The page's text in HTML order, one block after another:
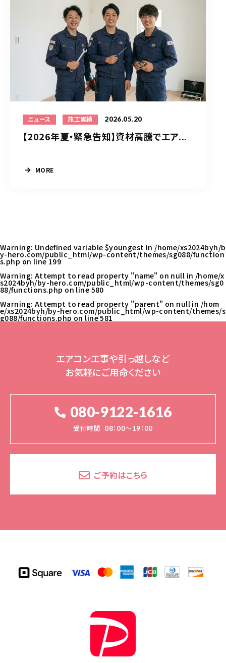
ニュース 施工実績 2026.05.20
【2026年夏・緊急告知】資材高騰でエア...
MORE
Warning: Undefined variable $youngest in /home/xs2024byh/b
y-hero.com/public_html/wp-content/themes/sg088/function
s.php on line 199
Warning: Attempt to read property "name" on null in /home/x
s2024byh/by-hero.com/public_html/wp-content/themes/sg0
88/functions.php on line 580
Warning: Attempt to read property "parent" on null in /hom
e/xs2024byh/by-hero.com/public_html/wp-content/themes/s
g088/functions.php on line581
エアコン工事や引っ越しなど
お気軽にご用命ください
080-9122-1616
受付時間 08：00～19：00
ご予約はこちら